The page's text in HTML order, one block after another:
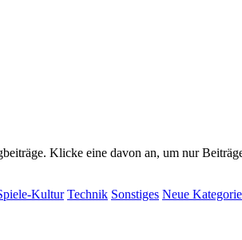
Klicke eine davon an, um nur
Kultur Technik Sonstiges Neue Kategorie